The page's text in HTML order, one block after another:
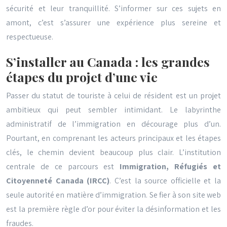
sécurité et leur tranquillité. S’informer sur ces sujets en
amont, c’est s’assurer une expérience plus sereine et
respectueuse.
S’installer au Canada : les grandes
étapes du projet d’une vie
Passer du statut de touriste à celui de résident est un projet
ambitieux qui peut sembler intimidant. Le labyrinthe
administratif de l’immigration en décourage plus d’un.
Pourtant, en comprenant les acteurs principaux et les étapes
clés, le chemin devient beaucoup plus clair. L’institution
centrale de ce parcours est Immigration, Réfugiés et
Citoyenneté Canada (IRCC). C’est la source officielle et la
seule autorité en matière d’immigration. Se fier à son site web
est la première règle d’or pour éviter la désinformation et les
fraudes.